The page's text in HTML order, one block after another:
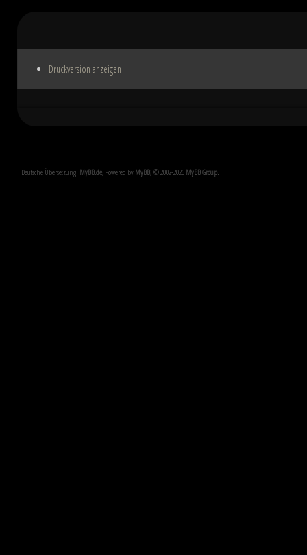
Druckversion anzeigen
Deutsche Übersetzung: MyBB.de, Powered by MyBB, © 2002-2026 MyBB Group.